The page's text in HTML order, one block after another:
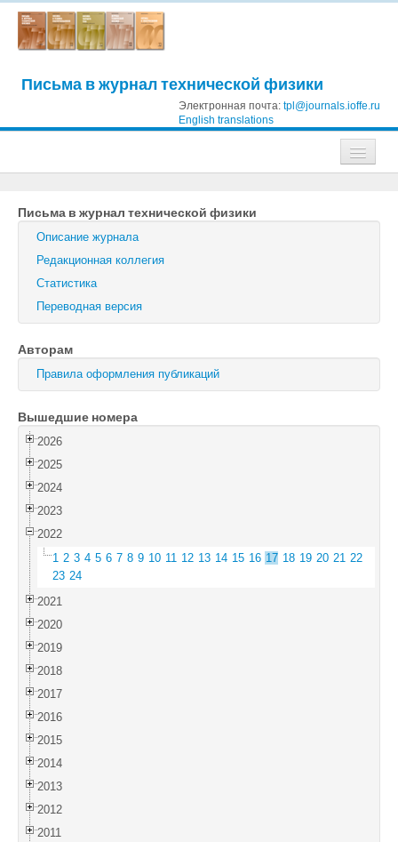
Письма в журнал технической физики
Электронная почта: tpl@journals.ioffe.ru
English translations
Журнал технической физики
Письма в Журнал технической физики
Физика твердого тела
Физика и техника полупроводников
Оптика и спектроскопия
Поиск
Войти
Письма в журнал технической физики
Описание журнала
Редакционная коллегия
Статистика
Переводная версия
Авторам
Правила оформления публикаций
Вышедшие номера
2026
2025
2024
2023
2022
1 2 3 4 5 6 7 8 9 10 11 12 13 14 15 16 17 18 19 20 21 22
23 24
2021
2020
2019
2018
2017
2016
2015
2014
2013
2012
2011